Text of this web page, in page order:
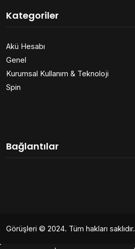
Kategoriler
Akü Hesabı
Genel
Kurumsal Kullanım & Teknoloji
Spin
Bağlantılar
Görüşleri © 2024. Tüm hakları saklıdır.